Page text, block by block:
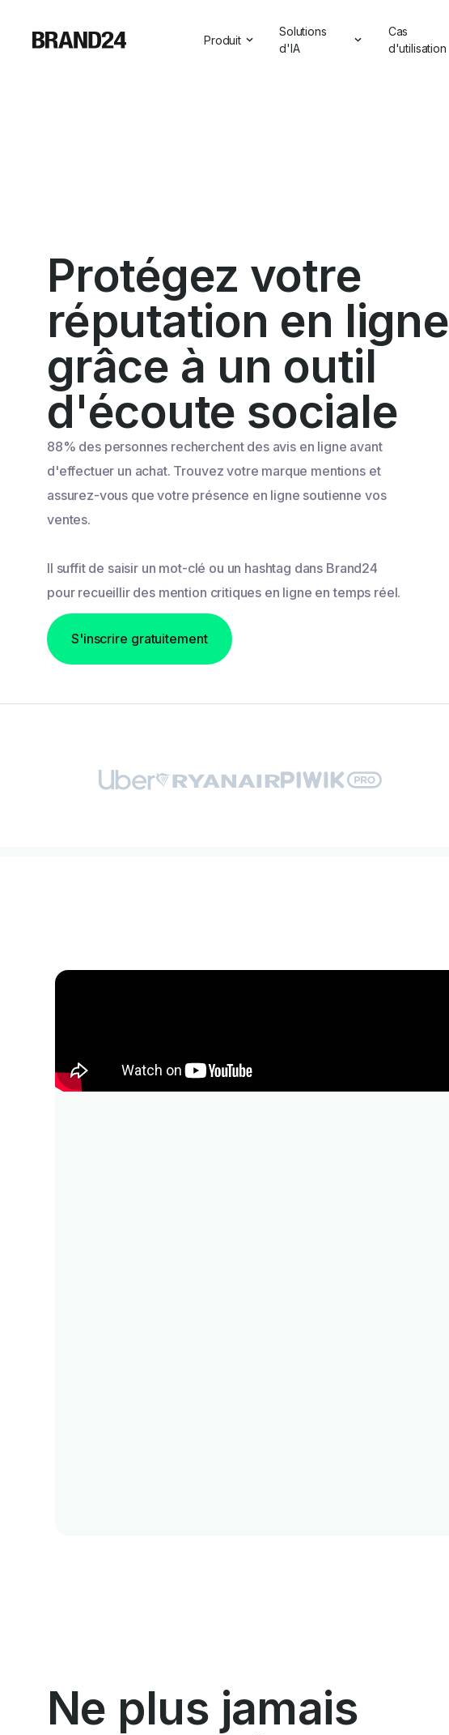
Produit
Services professionnels
Solutions
d'IA
Cas
d'utilisation
Protégez votre
réputation en ligne
grâce à un outil
d'écoute sociale
88% des personnes recherchent des avis en ligne avant
d'effectuer un achat. Trouvez votre marque mentions et
assurez-vous que votre présence en ligne soutienne vos
ventes.
Il suffit de saisir un mot-clé ou un hashtag dans Brand24
pour recueillir des mention critiques en ligne en temps réel.
S'inscrire gratuitement
Ne plus jamais